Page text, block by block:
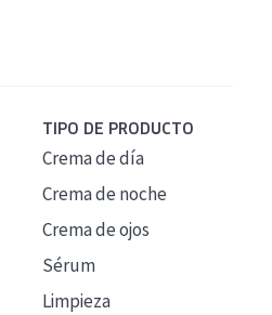
TIPO DE PRODUCTO
Crema de día
Crema de noche
Crema de ojos
Sérum
Limpieza